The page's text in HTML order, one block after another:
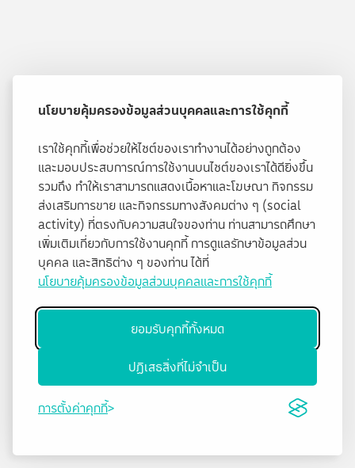
นโยบายคุ้มครองข้อมูลส่วนบุคคลและการใช้คุกกี้
เราใช้คุกกี้เพื่อช่วยให้ไซต์ของเราทำงานได้อย่างถูกต้อง
และมอบประสบการณ์การใช้งานบนไซต์ของเราได้ดียิ่งขึ้น
รวมถึง ทำให้เราสามารถแสดงเนื้อหาและโฆษณา กิจกรรม
ส่งเสริมการขาย และกิจกรรมทางสังคมต่าง ๆ (social
activity) ที่ตรงกับความสนใจของท่าน ท่านสามารถศึกษา
เพิ่มเติมเกี่ยวกับการใช้งานคุกกี้ การดูแลรักษาข้อมูลส่วน
บุคคล และสิทธิต่าง ๆ ของท่าน ได้ที่
นโยบายคุ้มครองข้อมูลส่วนบุคคลและการใช้คุกกี้
ยอมรับคุกกี้ทั้งหมด
ปฏิเสธสิ่งที่ไม่จำเป็น
การตั้งค่าคุกกี้